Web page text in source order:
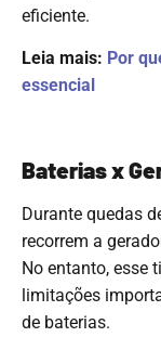
eficiente.
Leia mais: Por
essencial
Baterias x
Durante quedas
recorrem a
No entanto, esse
limitações
de baterias.